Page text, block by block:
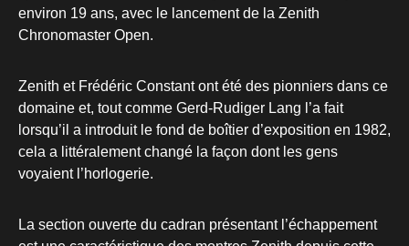
environ 19 ans, avec le lancement de la Zenith
Chronomaster Open.
Zenith et Frédéric Constant ont été des pionniers dans ce
domaine et, tout comme Gerd-Rudiger Lang l’a fait
lorsqu’il a introduit le fond de boîtier d’exposition en 1982,
cela a littéralement changé la façon dont les gens
voyaient l’horlogerie.
La section ouverte du cadran présentant l’échappement